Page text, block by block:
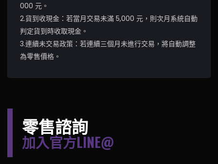
000 元。
2.貨到收現金：若當月交易未滿 5,000 元，則次月系統自動
判定貨到時收取現金。
3.連續未交易政策：若連續三個月未進行交易，將自動調整
為零售價格。
零售諮詢
加入官方LINE@